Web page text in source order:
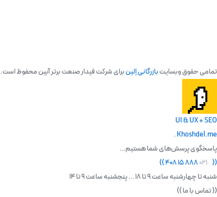
تمامی حقوق وبسایتبازرگانی اِلینبرای شرکت فیدار صنعت برتر آبین محفوظ است.
UI & UX + SEO
Khoshdel.me
.
پاسخگوی پرسش‌های شما هستیم...
(
( ۰۲۱ )
)
شنبه تا چهارشنبه ساعت 9 تا 18 ... پنجشنبه ساعت 9 تا 14
((تماس با ما))